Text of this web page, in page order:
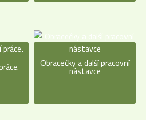
Obracečky a další pracovní
nástavce